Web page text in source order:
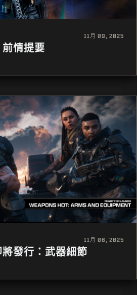
11月 09, 2025
前情提要
11月 06, 2025
將發行：武器細節